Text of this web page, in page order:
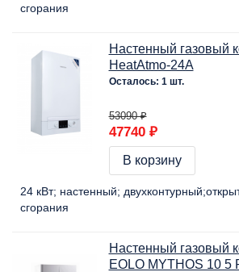
сгорания
Настенный газовый
HeatAtmo-24A
Осталось: 1 шт.
53090 ₽
47740 ₽
В корзину
24 кВт настенный двухконтурный
сгорания
Настенный газовый
EOLO MYTHOS 10 5